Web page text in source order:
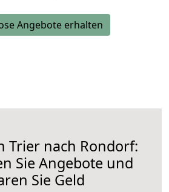
Angebote erhalten
Trier nach Rondorf:
Sie Angebote und
Sie Geld